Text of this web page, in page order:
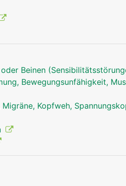
Halswirbelsäule Mann
Beinen
Bewegungsunfähigkeit,
Kopfweh,